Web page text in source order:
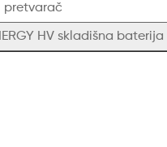
pretvarač
HV skladišna baterija